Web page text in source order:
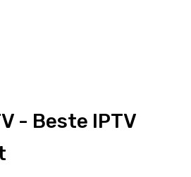
- Beste IPTV